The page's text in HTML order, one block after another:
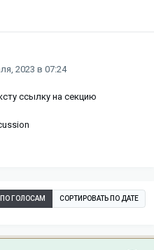
2023 в 07:24
ссылку на секцию
ГОЛОСАМ СОРТИРОВАТЬ ПО ДАТЕ